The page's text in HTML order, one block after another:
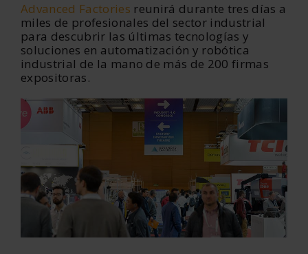
Advanced Factories reunirá durante tres días a
miles de profesionales del sector industrial
para descubrir las últimas tecnologías y
soluciones en automatización y robótica
industrial de la mano de más de 200 firmas
expositoras.